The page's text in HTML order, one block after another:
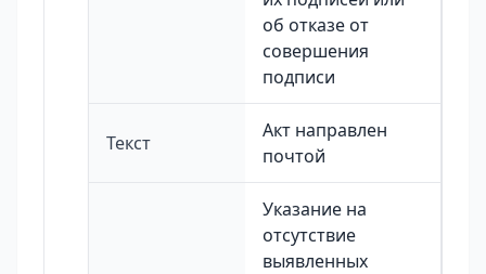
об отказе от
совершения
подписи
Текст
Акт направлен
почтой
Указание на
отсутствие
выявленных